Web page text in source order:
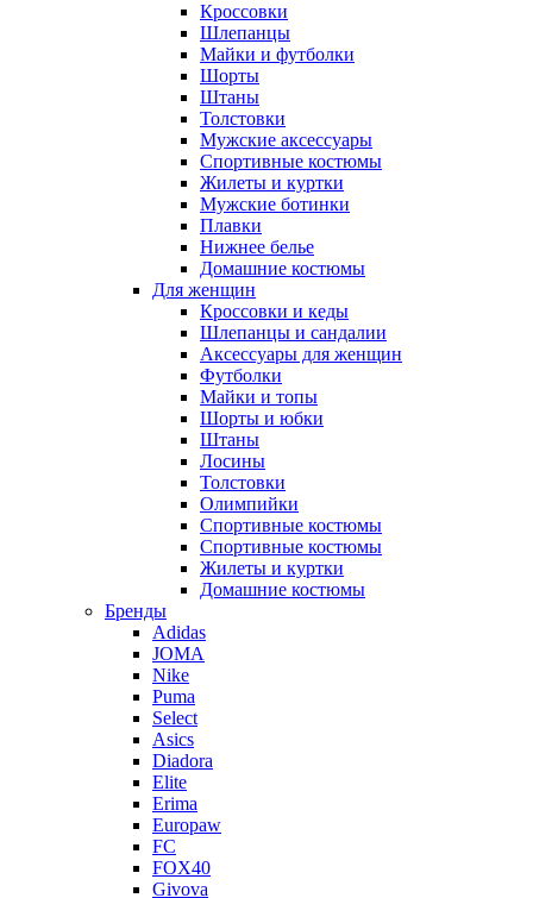
Кроссовки
Шлепанцы
Майки и футболки
Шорты
Штаны
Толстовки
Мужские аксессуары
Спортивные костюмы
Жилеты и куртки
Мужские ботинки
Плавки
Нижнее белье
Домашние костюмы
Для женщин
Кроссовки и кеды
Шлепанцы и сандалии
Аксессуары для женщин
Футболки
Майки и топы
Шорты и юбки
Штаны
Лосины
Толстовки
Олимпийки
Спортивные костюмы
Спортивные костюмы
Жилеты и куртки
Домашние костюмы
Бренды
Adidas
JOMA
Nike
Puma
Select
Asics
Diadora
Elite
Erima
Europaw
FC
FOX40
Givova